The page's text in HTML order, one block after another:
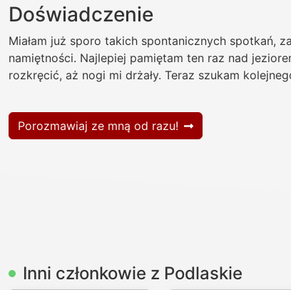
Doświadczenie
Miałam już sporo takich spontanicznych spotkań,
namiętności. Najlepiej pamiętam ten raz nad
rozkręcić, aż nogi mi drżały. Teraz szukam
Porozmawiaj ze mną od razu!
Inni członkowie z Podlaskie